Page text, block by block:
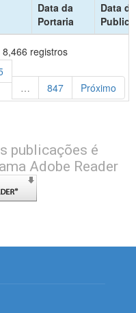
Data da
Portaria
Data de
registros
…
847 Próximo
publicações é
Adobe Reader